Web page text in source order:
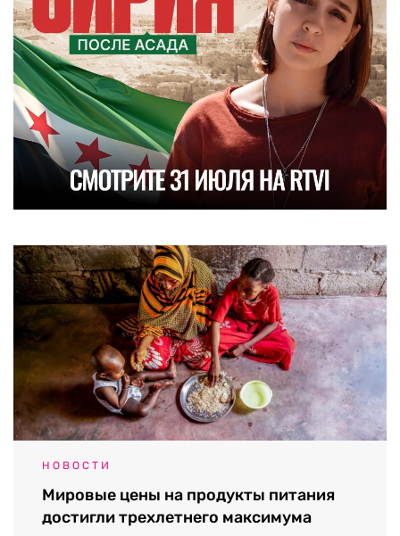
НОВОСТИ
Мировые цены на продукты питания
достигли трехлетнего максимума